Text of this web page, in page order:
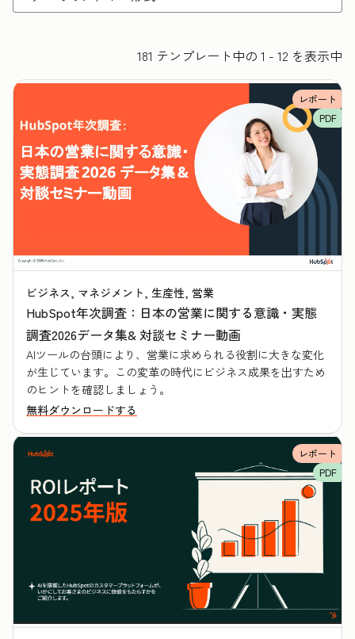
181 テンプレート中の 1 - 12 を表示中
レポート
PDF
ビジネス, マネジメント, 生産性, 営業
HubSpot年次調査：日本の営業に関する意識・実態
調査2026データ集& 対談セミナー動画
AIツールの台頭により、営業に求められる役割に大きな変化
が生じています。この変革の時代にビジネス成果を出すため
のヒントを確認しましょう。
無料ダウンロードする
レポート
PDF